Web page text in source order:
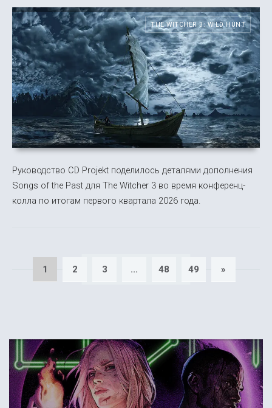
THE WITCHER 3: WILD HUNT
Руководство CD Projekt поделилось деталями дополнения
Songs of the Past для The Witcher 3 во время конференц-
колла по итогам первого квартала 2026 года.
1 2 3 ... 48 49 »